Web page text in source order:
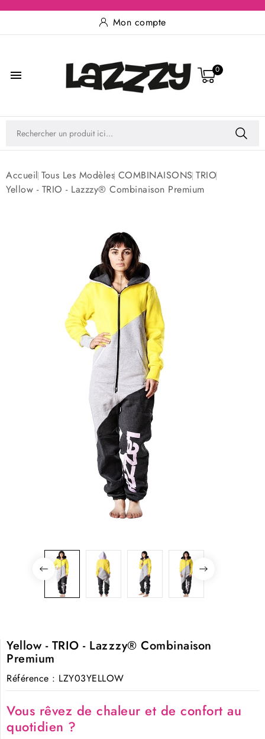
Mon compte
 0
Accueil Tous Les Modèles COMBINAISONS TRIO
Yellow - TRIO - Lazzzy® Combinaison Premium
Yellow - TRIO - Lazzzy® Combinaison
Premium
Référence : LZY03YELLOW
Vous rêvez de chaleur et de confort au
quotidien ?